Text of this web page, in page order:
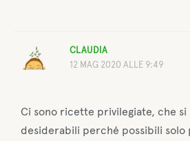
CLAUDIA
12 MAG 2020 ALLE 9:49
Ci sono ricette privilegiate, che
desiderabili perché possibili